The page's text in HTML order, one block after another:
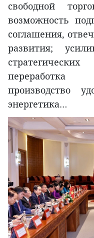
свободной
возможность
соглашения,
развития;
переработка
производство
энергетика…